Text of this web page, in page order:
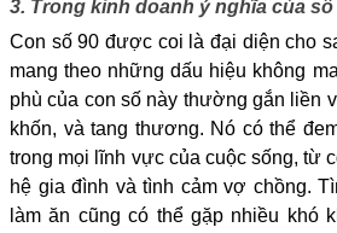
3. Trong kinh doanh ý nghĩa của
Con số 90 được coi là đại diện cho
mang theo những dấu hiệu không
phù của con số này thường gắn liền
khốn, và tang thương. Nó có thể
trong mọi lĩnh vực của cuộc sống, từ
hệ gia đình và tình cảm vợ chồng.
làm ăn cũng có thể gặp nhiều khó